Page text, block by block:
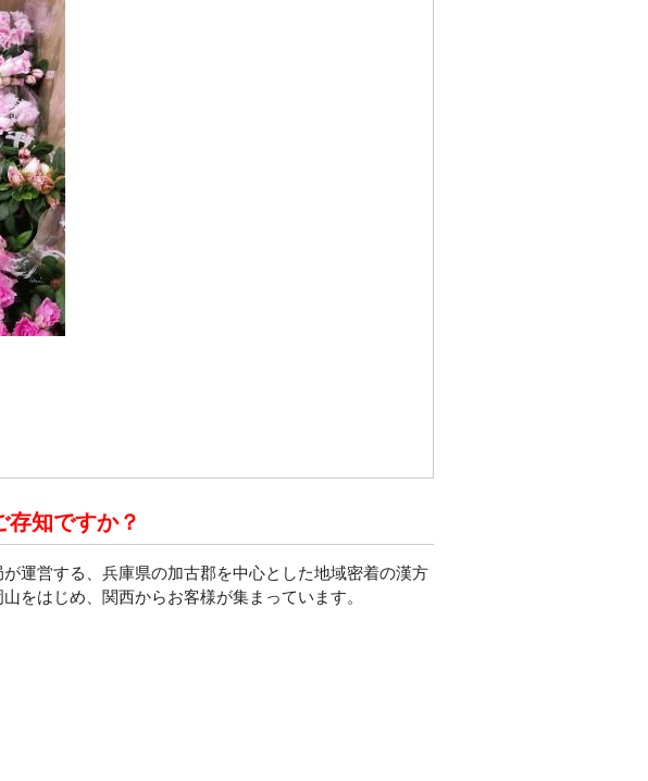
存知ですか？
運営する、兵庫県の加古郡を中心とした地域密着の漢方
をはじめ、関西からお客様が集まっています。